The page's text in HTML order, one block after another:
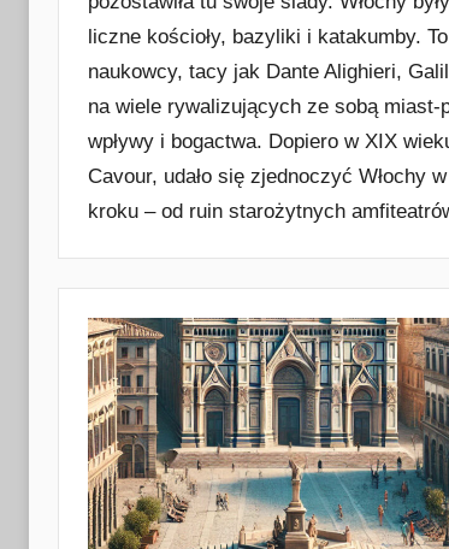
liczne kościoły, bazyliki i katakumby.
naukowcy, tacy jak Dante Alighieri,
na wiele rywalizujących ze sobą
wpływy i bogactwa. Dopiero w XIX
Cavour, udało się zjednoczyć Włochy
kroku – od ruin starożytnych